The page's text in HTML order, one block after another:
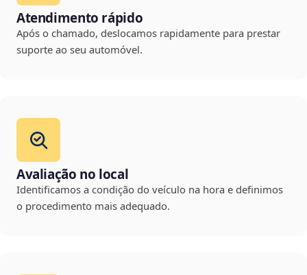
Atendimento rápido
Após o chamado, deslocamos rapidamente para prestar
suporte ao seu automóvel.
Avaliação no local
Identificamos a condição do veículo na hora e definimos
o procedimento mais adequado.